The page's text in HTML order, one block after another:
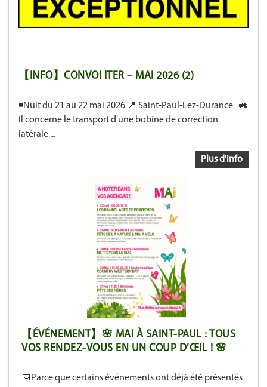
【INFO】CONVOI ITER – MAI 2026 (2)
◾Nuit du 21 au 22 mai 2026 📍 Saint-Paul-Lez-Durance 🚜
Il concerne le transport d’une bobine de correction
latérale ...
Plus d'info
【ÉVÉNEMENT】🌸 MAI À SAINT-PAUL : TOUS
VOS RENDEZ-VOUS EN UN COUP D’ŒIL ! 🌸
📅Parce que certains événements ont déjà été présentés